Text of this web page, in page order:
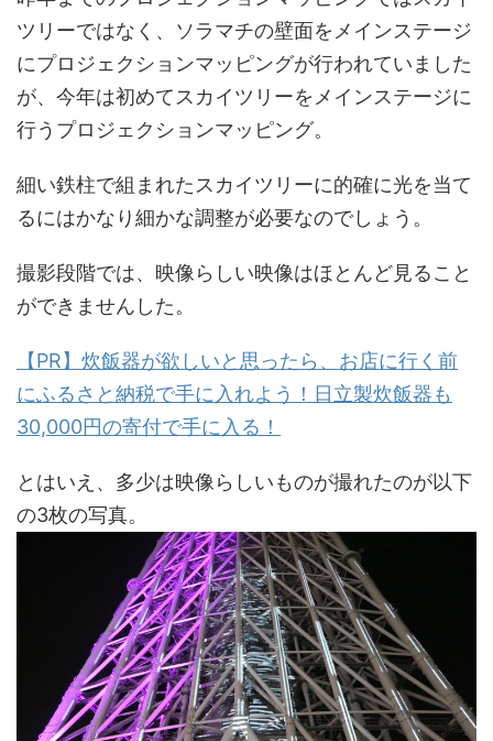
ツリーではなく、ソラマチの壁面をメインステージ
にプロジェクションマッピングが行われていました
が、 今年は初めてスカイツリーをメインステージに
行うプロジェクションマッピング。
細い鉄柱で組まれたスカイツリーに的確に光を当て
るにはかなり細かな調整が必要なのでしょう。
撮影段階では、映像らしい映像はほとんど見ること
ができませんした。
【PR】炊飯器が欲しいと思ったら、お店に行く前
にふるさと納税で手に入れよう！日立製炊飯器も
30,000円の寄付で手に入る！
とはいえ、多少は映像らしいものが撮れたのが以下
の3枚の写真。